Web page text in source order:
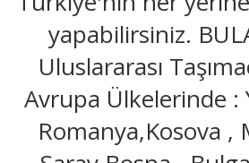
yapabilirsiniz.
Uluslararası
Avrupa Ülkelerinde :
Romanya,Kosova ,